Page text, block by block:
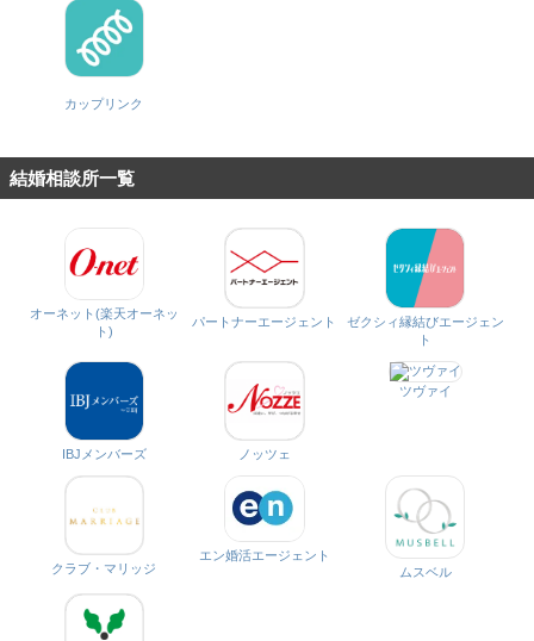
カップリンク
結婚相談所一覧
オーネット(楽天オーネッ
ト)
パートナーエージェント
ゼクシィ縁結びエージェン
ト
IBJメンバーズ ノッツェ
ツヴァイ
クラブ・マリッジ
エン婚活エージェント
ムスベル